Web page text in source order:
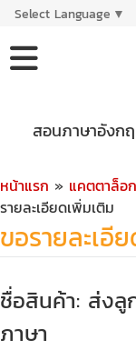
Select Language ▼
สอนภาษาอังก
หน้าแรก » แคตตาล็อ
รายละเอียดเพิ่มเติม
ขอรายละเอี
ชื่อสินค้า: ส่งลู
ภาษา